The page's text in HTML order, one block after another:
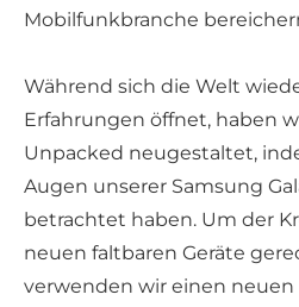
Mobilfunkbranche
Während sich die Welt
Erfahrungen öffnet, haben
Unpacked neugestaltet,
Augen unserer Samsung
betrachtet haben. Um der
neuen faltbaren Geräte
verwenden wir einen